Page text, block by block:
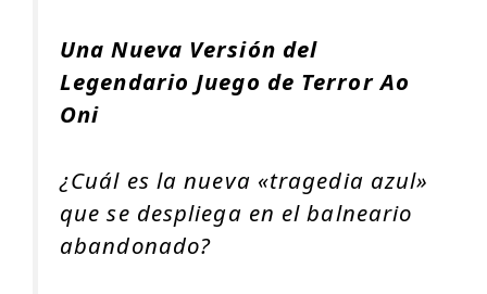
Una Nueva Versión del
Legendario Juego de TerrorAo
Oni
¿Cuál es la nueva «tragedia azul»
que se despliega en el balneario
abandonado?